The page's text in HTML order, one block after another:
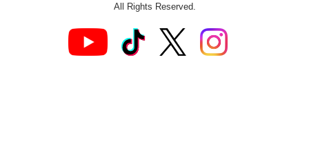
All Rights Reserved.